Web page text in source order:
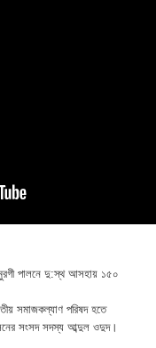
মুরগী পালনে দু:স্থ আসহায় ১৫০
সমাজকল্যাণ পরিষদ হতে
সংসদ সদস্য আব্দুল ওদুদ।